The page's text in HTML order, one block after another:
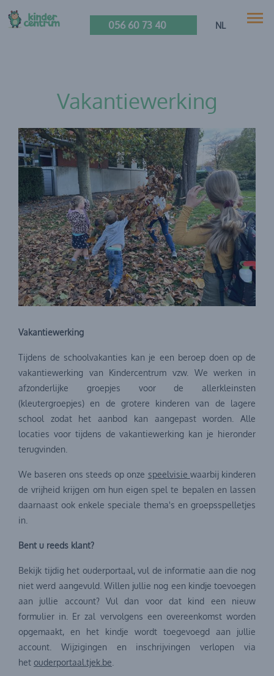
056 60 73 40 NL
Vakantiewerking
Vakantiewerking
Tijdens de schoolvakanties kan je een beroep doen op de
vakantiewerking van Kindercentrum vzw. We werken in
afzonderlijke groepjes voor de allerkleinsten
(kleutergroepjes) en de grotere kinderen van de lagere
school zodat het aanbod kan aangepast worden. Alle
locaties voor tijdens de vakantiewerking kan je hieronder
terugvinden.
We baseren ons steeds op onze speelvisie waarbij kinderen
de vrijheid krijgen om hun eigen spel te bepalen en lassen
daarnaast ook enkele speciale thema's en groepsspelletjes
in.
Bent u reeds klant?
Bekijk tijdig het ouderportaal, vul de informatie aan die nog
niet werd aangevuld. Willen jullie nog een kindje toevoegen
aan jullie account? Vul dan voor dat kind een nieuw
formulier in. Er zal vervolgens een overeenkomst worden
opgemaakt, en het kindje wordt toegevoegd aan jullie
account. Wijzigingen en inschrijvingen verlopen via
het ouderportaal.tjek.be